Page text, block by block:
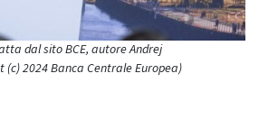
dal sito BCE, autore Andrej
(c) 2024 Banca Centrale Europea)